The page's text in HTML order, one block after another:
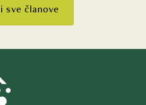
sve članove